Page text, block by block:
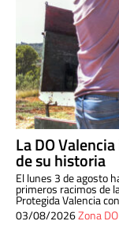
La DO
de su historia
El lunes 3 de agosto
primeros racimos de
Protegida Valencia
03/08/2026Zona DO